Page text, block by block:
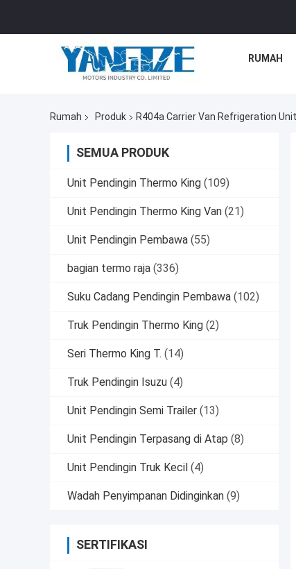
RUMAH
Rumah Produk R404a Carrier Van Refrigeration
SEMUA PRODUK
Unit Pendingin Thermo King (109)
Unit Pendingin Thermo King Van (21)
Unit Pendingin Pembawa (55)
bagian termo raja (336)
Suku Cadang Pendingin Pembawa (102)
Truk Pendingin Thermo King (2)
Seri Thermo King T. (14)
Truk Pendingin Isuzu (4)
Unit Pendingin Semi Trailer (13)
Unit Pendingin Terpasang di Atap (8)
Unit Pendingin Truk Kecil (4)
Wadah Penyimpanan Didinginkan (9)
SERTIFIKASI